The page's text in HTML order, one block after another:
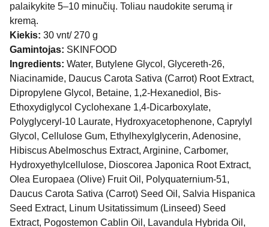
palaikykite 5–10 minučių. Toliau naudokite serumą ir
kremą.
Kiekis: 30 vnt/ 270 g
Gamintojas: SKINFOOD
Ingredients: Water, Butylene Glycol, Glycereth-26,
Niacinamide, Daucus Carota Sativa (Carrot) Root Extract,
Dipropylene Glycol, Betaine, 1,2-Hexanediol, Bis-
Ethoxydiglycol Cyclohexane 1,4-Dicarboxylate,
Polyglyceryl-10 Laurate, Hydroxyacetophenone, Caprylyl
Glycol, Cellulose Gum, Ethylhexylglycerin, Adenosine,
Hibiscus Abelmoschus Extract, Arginine, Carbomer,
Hydroxyethylcellulose, Dioscorea Japonica Root Extract,
Olea Europaea (Olive) Fruit Oil, Polyquaternium-51,
Daucus Carota Sativa (Carrot) Seed Oil, Salvia Hispanica
Seed Extract, Linum Usitatissimum (Linseed) Seed
Extract, Pogostemon Cablin Oil, Lavandula Hybrida Oil,